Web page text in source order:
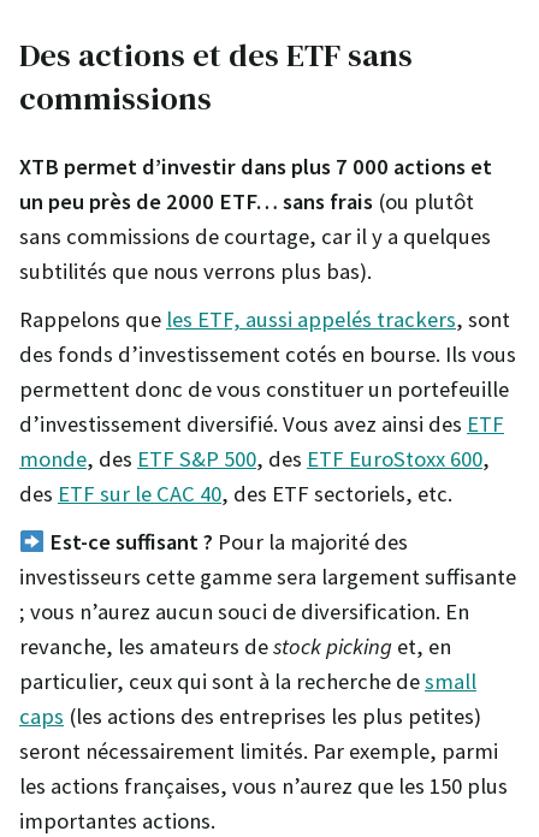
Des actions et des ETF sans
commissions
XTB permet d’investir dans plus 7 000 actions et
un peu près de 2000 ETF… sans frais (ou plutôt
sans commissions de courtage, car il y a quelques
subtilités que nous verrons plus bas).
Rappelons que les ETF, aussi appelés trackers, sont
des fonds d’investissement cotés en bourse. Ils vous
permettent donc de vous constituer un portefeuille
d’investissement diversifié. Vous avez ainsi des ETF
monde, des ETF S&P 500, des ETF EuroStoxx 600,
des ETF sur le CAC 40, des ETF sectoriels, etc.
Est-ce suffisant ? Pour la majorité des
investisseurs cette gamme sera largement suffisante
; vous n’aurez aucun souci de diversification. En
revanche, les amateurs destock picking et, en
particulier, ceux qui sont à la recherche desmall
caps (les actions des entreprises les plus petites)
seront nécessairement limités. Par exemple, parmi
les actions françaises, vous n’aurez que les 150 plus
importantes actions.